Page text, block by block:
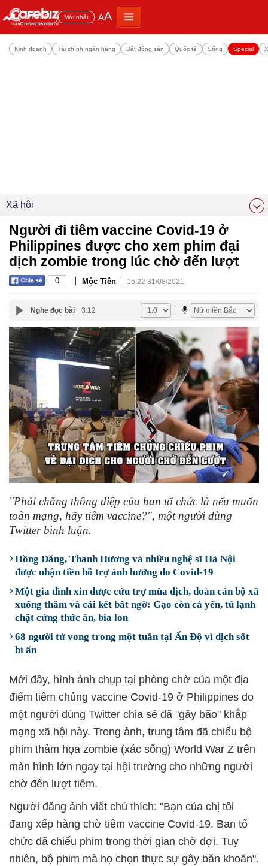
Đọc nhiều Mới nhất AA
Kinh doanh Tài chính ngân hàng Bất động sản Quốc tế Sống Special
Xã hội
Người đi tiêm vaccine Covid-19 ở
Philippines được cho xem phim đại
dịch zombie trong lúc chờ đến lượt
0 | Mộc Tiên | 16:22 31/08/2021
Nghe đọc bài 3:12
"Phải chăng thông điệp của ban tổ chức là nếu muốn
toàn mạng, hãy tiêm vaccine?", một người dùng
Twitter bình luận.
Hồng Đăng, Thanh Hương và nhiều nghệ sĩ Hà Nội
được nhận tiền hỗ trợ ảnh hưởng do Covid-19
Một gia đình xin được cứu trợ mùa dịch, đoàn cán bộ xã
xuống thăm và cái kết bất ngờ: Gạo còn cả yến, tủ lạnh
chật cứng thức ăn, bia lon
68 người tử vong trong một tuần tại Ấn Độ vì dịch sốt
bí ẩn
Mới đây, hình ảnh chụp tại phòng chờ của một địa
điểm tiêm chủng vaccine Covid-19 ở Philippines do
một người dùng Twitter chia sẻ đã "gây bão" khắp
mạng xã hội này. Trong ảnh, trung tâm đã chiếu bộ
phim thảm họa zombie (xác sống) World War Z trên
màn hình lớn ngay tại hội trường cho những người
chờ đến lượt tiêm.
Người đăng ảnh viết chú thích: "Bạn của chị tôi
đang xếp hàng chờ tiêm vaccine Covid-19. Ban tổ
chức đã chiếu phim trong thời gian chờ đợi. Tuy
nhiên, bộ phim mà họ chọn thực sự gây băn khoăn".